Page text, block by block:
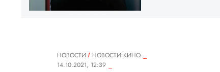
НОВОСТИ
НОВОСТИ КИНО
14.10.2021, 12:39